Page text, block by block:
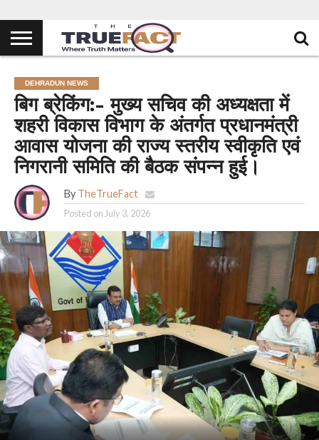
DEHRADUN NEWS
बिग ब्रेकिंग:- मुख्य सचिव की अध्यक्षता में
शहरी विकास विभाग के अंतर्गत प्रधानमंत्री
आवास योजना की राज्य स्तरीय स्वीकृति एवं
निगरानी समिति की बैठक संपन्न हुई।
By TheTrueFact
Posted on July 3, 2026